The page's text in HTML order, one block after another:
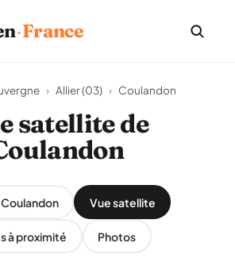
·France
› Allier (03) › Coulandon
satellite de
Coulandon Vue satellite
à proximité Photos